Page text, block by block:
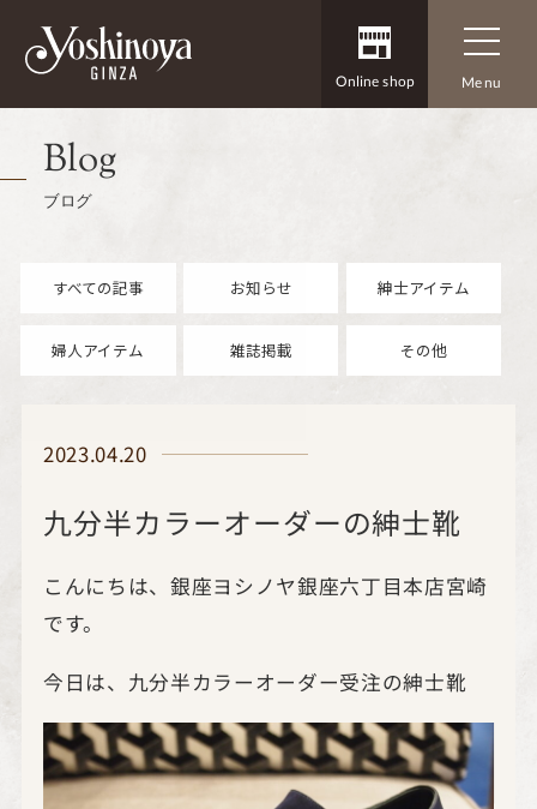
Online shop Menu
Blog
ブログ
すべての記事 お知らせ 紳士アイテム
婦人アイテム 雑誌掲載 その他
2023.04.20
九分半カラーオーダーの紳士靴
こんにちは、銀座ヨシノヤ銀座六丁目本店宮崎
です。
今日は、九分半カラーオーダー受注の紳士靴